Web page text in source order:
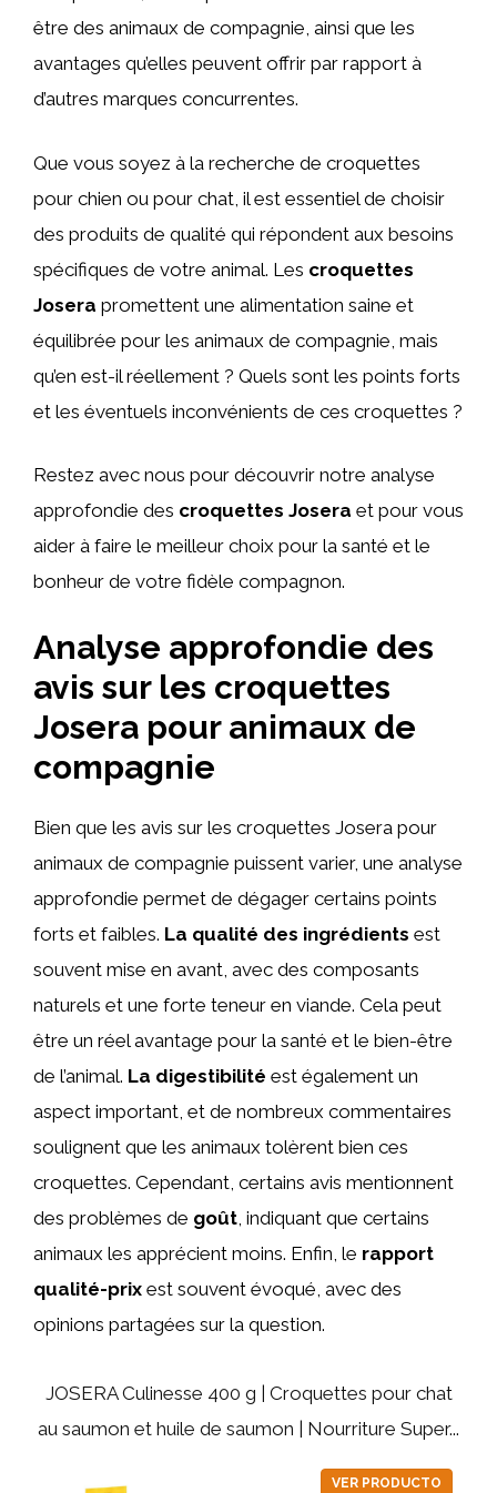
être des animaux de compagnie, ainsi que les
avantages qu’elles peuvent offrir par rapport à
d’autres marques concurrentes.
Que vous soyez à la recherche de croquettes
pour chien ou pour chat, il est essentiel de choisir
des produits de qualité qui répondent aux besoins
spécifiques de votre animal. Les croquettes
Josera promettent une alimentation saine et
équilibrée pour les animaux de compagnie, mais
qu’en est-il réellement ? Quels sont les points forts
et les éventuels inconvénients de ces croquettes ?
Restez avec nous pour découvrir notre analyse
approfondie des croquettes Josera et pour vous
aider à faire le meilleur choix pour la santé et le
bonheur de votre fidèle compagnon.
Analyse approfondie des
avis sur les croquettes
Josera pour animaux de
compagnie
Bien que les avis sur les croquettes Josera pour
animaux de compagnie puissent varier, une analyse
approfondie permet de dégager certains points
forts et faibles. La qualité des ingrédients est
souvent mise en avant, avec des composants
naturels et une forte teneur en viande. Cela peut
être un réel avantage pour la santé et le bien-être
de l’animal. La digestibilité est également un
aspect important, et de nombreux commentaires
soulignent que les animaux tolèrent bien ces
croquettes. Cependant, certains avis mentionnent
des problèmes de goût , indiquant que certains
animaux les apprécient moins. Enfin, le rapport
qualité-prix est souvent évoqué, avec des
opinions partagées sur la question.
JOSERA Culinesse 400 g | Croquettes pour chat
au saumon et huile de saumon | Nourriture Super...
VER PRODUCTO